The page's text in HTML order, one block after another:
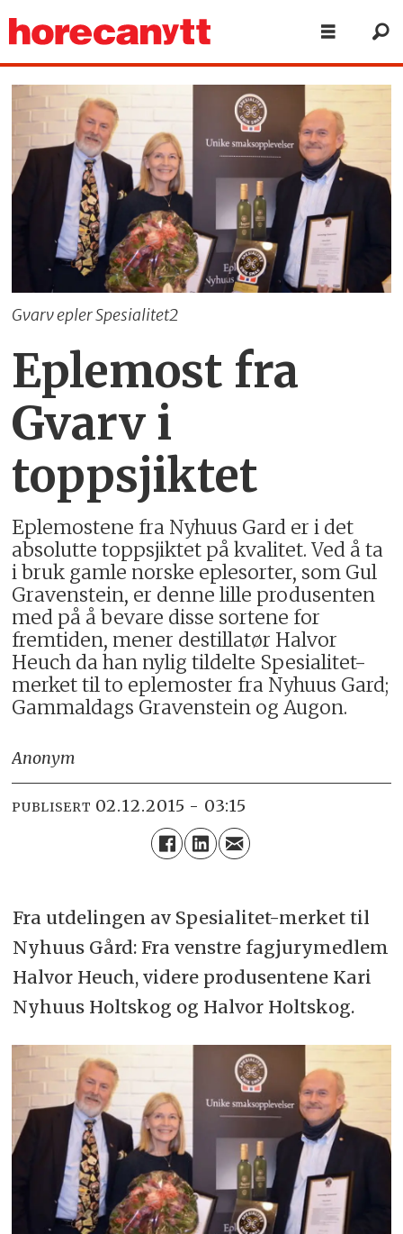
Gvarv epler Spesialitet2
Eplemost fra
Gvarv i
toppsjiktet
Eplemostene fra Nyhuus Gard er i det
absolutte toppsjiktet på kvalitet. Ved å ta
i bruk gamle norske eplesorter, som Gul
Gravenstein, er denne lille produsenten
med på å bevare disse sortene for
fremtiden, mener destillatør Halvor
Heuch da han nylig tildelte Spesialitet-
merket til to eplemoster fra Nyhuus Gard;
Gammaldags Gravenstein og Augon.
Anonym
PUBLISERT 02.12.2015 - 03:15
Fra utdelingen av Spesialitet-merket til
Nyhuus Gård: Fra venstre fagjurymedlem
Halvor Heuch, videre produsentene Kari
Nyhuus Holtskog og Halvor Holtskog.